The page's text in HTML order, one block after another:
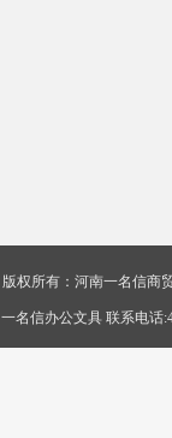
版权所有：河南一名信商
信办公文具 联系电话